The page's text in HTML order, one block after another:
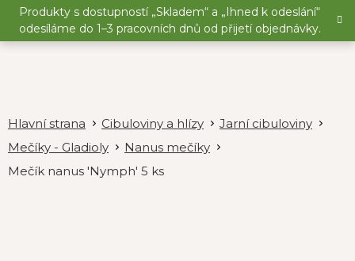
Přejít
obsah
Produkty s dostupností „Skladem“ a „Ihned k odeslání“
odesíláme do 1–3 pracovních dnů od přijetí objednávky.
Cibuloviny a hlízy
Jarní cibuloviny
Mečíky - Gladioly
Nanus mečíky
Mečík nanus 'Nymph' 5 ks